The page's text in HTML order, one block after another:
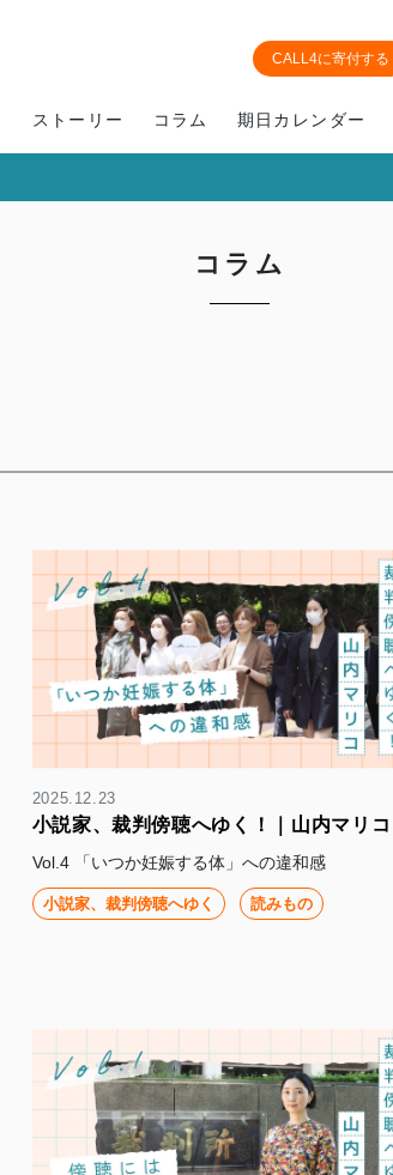
CALL4に寄付する
ストーリー コラム 期日カレンダー
コラム
2025.12.23
小説家、裁判傍聴へゆく！｜山内マリコ
Vol.4 「いつか妊娠する体」への違和感
小説家、裁判傍聴へゆく 読みもの